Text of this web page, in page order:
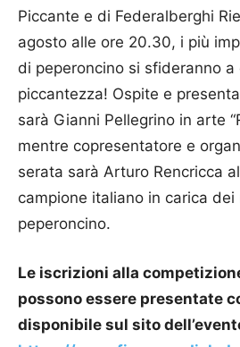
Piccante e di Federalberghi
agosto alle ore 20.30, i più
di peperoncino si sfideranno a
piccantezza! Ospite e
sarà Gianni Pellegrino in arte
mentre copresentatore e
serata sarà Arturo Rencricca
campione italiano in carica
peperoncino.
Le iscrizioni alla
possono essere presentate
disponibile sul sito